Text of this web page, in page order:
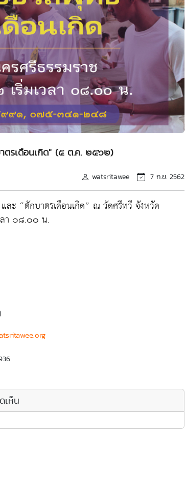
ตรเดือนเกิด" (๕ ต.ค. ๒๕๖๒)
watsritawee 7 ก.ย. 2562
ะ “ตักบาตรเดือนเกิด” ณ วัดศรีทวี จังหวัด
า ๐๘.๐๐ น.
เห็น